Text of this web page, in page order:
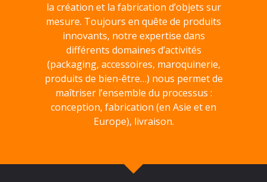
la création et la fabrication d’objets sur
mesure. Toujours en quête de produits
innovants, notre expertise dans
différents domaines d’activités
(packaging, accessoires, maroquinerie,
produits de bien-être…) nous permet de
maîtriser l’ensemble du processus :
conception, fabrication (en Asie et en
Europe), livraison.